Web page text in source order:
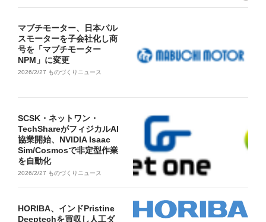
マブチモーター、日本パル
スモーターを子会社化し商
号を「マブチモーター
NPM」に変更
2026/2/27 ものづくりニュース
SCSK・ネットワン・
TechShareがフィジカルAI
協業開始、NVIDIA Isaac
Sim/Cosmosで非定型作業
を自動化
2026/2/27 ものづくりニュース
HORIBA、インドPristine
Deeptechを買収し人工ダ